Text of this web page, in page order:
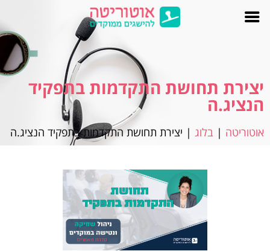
יצירת תחושת התקדמות בתפקיד
הנציג.ה
אוטוריטה | בלוג | יצירת תחושת התקדמות בתפקיד הנציג.ה